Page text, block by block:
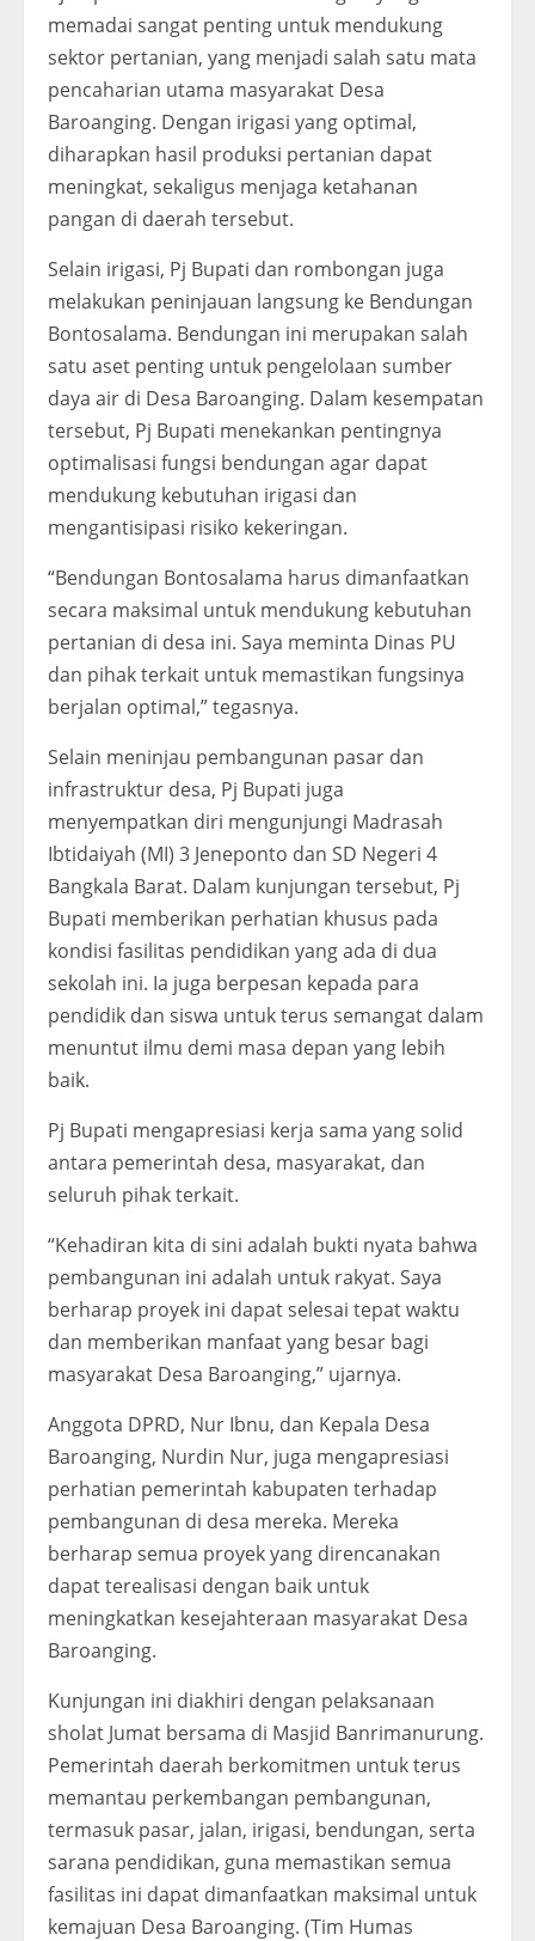
memadai sangat penting untuk mendukung
sektor pertanian, yang menjadi salah satu mata
pencaharian utama masyarakat Desa
Baroanging. Dengan irigasi yang optimal,
diharapkan hasil produksi pertanian dapat
meningkat, sekaligus menjaga ketahanan
pangan di daerah tersebut.
Selain irigasi, Pj Bupati dan rombongan juga
melakukan peninjauan langsung ke Bendungan
Bontosalama. Bendungan ini merupakan salah
satu aset penting untuk pengelolaan sumber
daya air di Desa Baroanging. Dalam kesempatan
tersebut, Pj Bupati menekankan pentingnya
optimalisasi fungsi bendungan agar dapat
mendukung kebutuhan irigasi dan
mengantisipasi risiko kekeringan.
“Bendungan Bontosalama harus dimanfaatkan
secara maksimal untuk mendukung kebutuhan
pertanian di desa ini. Saya meminta Dinas PU
dan pihak terkait untuk memastikan fungsinya
berjalan optimal,” tegasnya.
Selain meninjau pembangunan pasar dan
infrastruktur desa, Pj Bupati juga
menyempatkan diri mengunjungi Madrasah
Ibtidaiyah (MI) 3 Jeneponto dan SD Negeri 4
Bangkala Barat. Dalam kunjungan tersebut, Pj
Bupati memberikan perhatian khusus pada
kondisi fasilitas pendidikan yang ada di dua
sekolah ini. Ia juga berpesan kepada para
pendidik dan siswa untuk terus semangat dalam
menuntut ilmu demi masa depan yang lebih
baik.
Pj Bupati mengapresiasi kerja sama yang solid
antara pemerintah desa, masyarakat, dan
seluruh pihak terkait.
“Kehadiran kita di sini adalah bukti nyata bahwa
pembangunan ini adalah untuk rakyat. Saya
berharap proyek ini dapat selesai tepat waktu
dan memberikan manfaat yang besar bagi
masyarakat Desa Baroanging,” ujarnya.
Anggota DPRD, Nur Ibnu, dan Kepala Desa
Baroanging, Nurdin Nur, juga mengapresiasi
perhatian pemerintah kabupaten terhadap
pembangunan di desa mereka. Mereka
berharap semua proyek yang direncanakan
dapat terealisasi dengan baik untuk
meningkatkan kesejahteraan masyarakat Desa
Baroanging.
Kunjungan ini diakhiri dengan pelaksanaan
sholat Jumat bersama di Masjid Banrimanurung.
Pemerintah daerah berkomitmen untuk terus
memantau perkembangan pembangunan,
termasuk pasar, jalan, irigasi, bendungan, serta
sarana pendidikan, guna memastikan semua
fasilitas ini dapat dimanfaatkan maksimal untuk
kemajuan Desa Baroanging. (Tim Humas